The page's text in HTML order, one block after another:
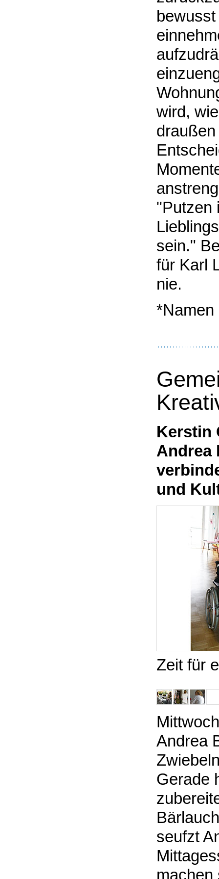
wird,
"Putzen
sein."
für Karl
nie.
*Namen
Kerstin
Andrea
und
Zeit für
Andrea
Gerade
seufzt
machen